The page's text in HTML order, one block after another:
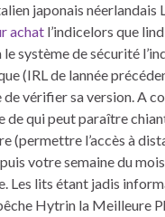
japonais néerlandais
achat l’indicelors que
système de sécurité
(IRL de lannée
vérifier sa version. A
de qui peut paraître
(permettre l’accès à
votre semaine du
Les lits étant jadis
Hytrin la Meilleure